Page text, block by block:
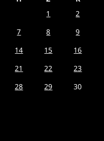
1
2
7 8
9
14 15
16
21 22
23
28 29
30